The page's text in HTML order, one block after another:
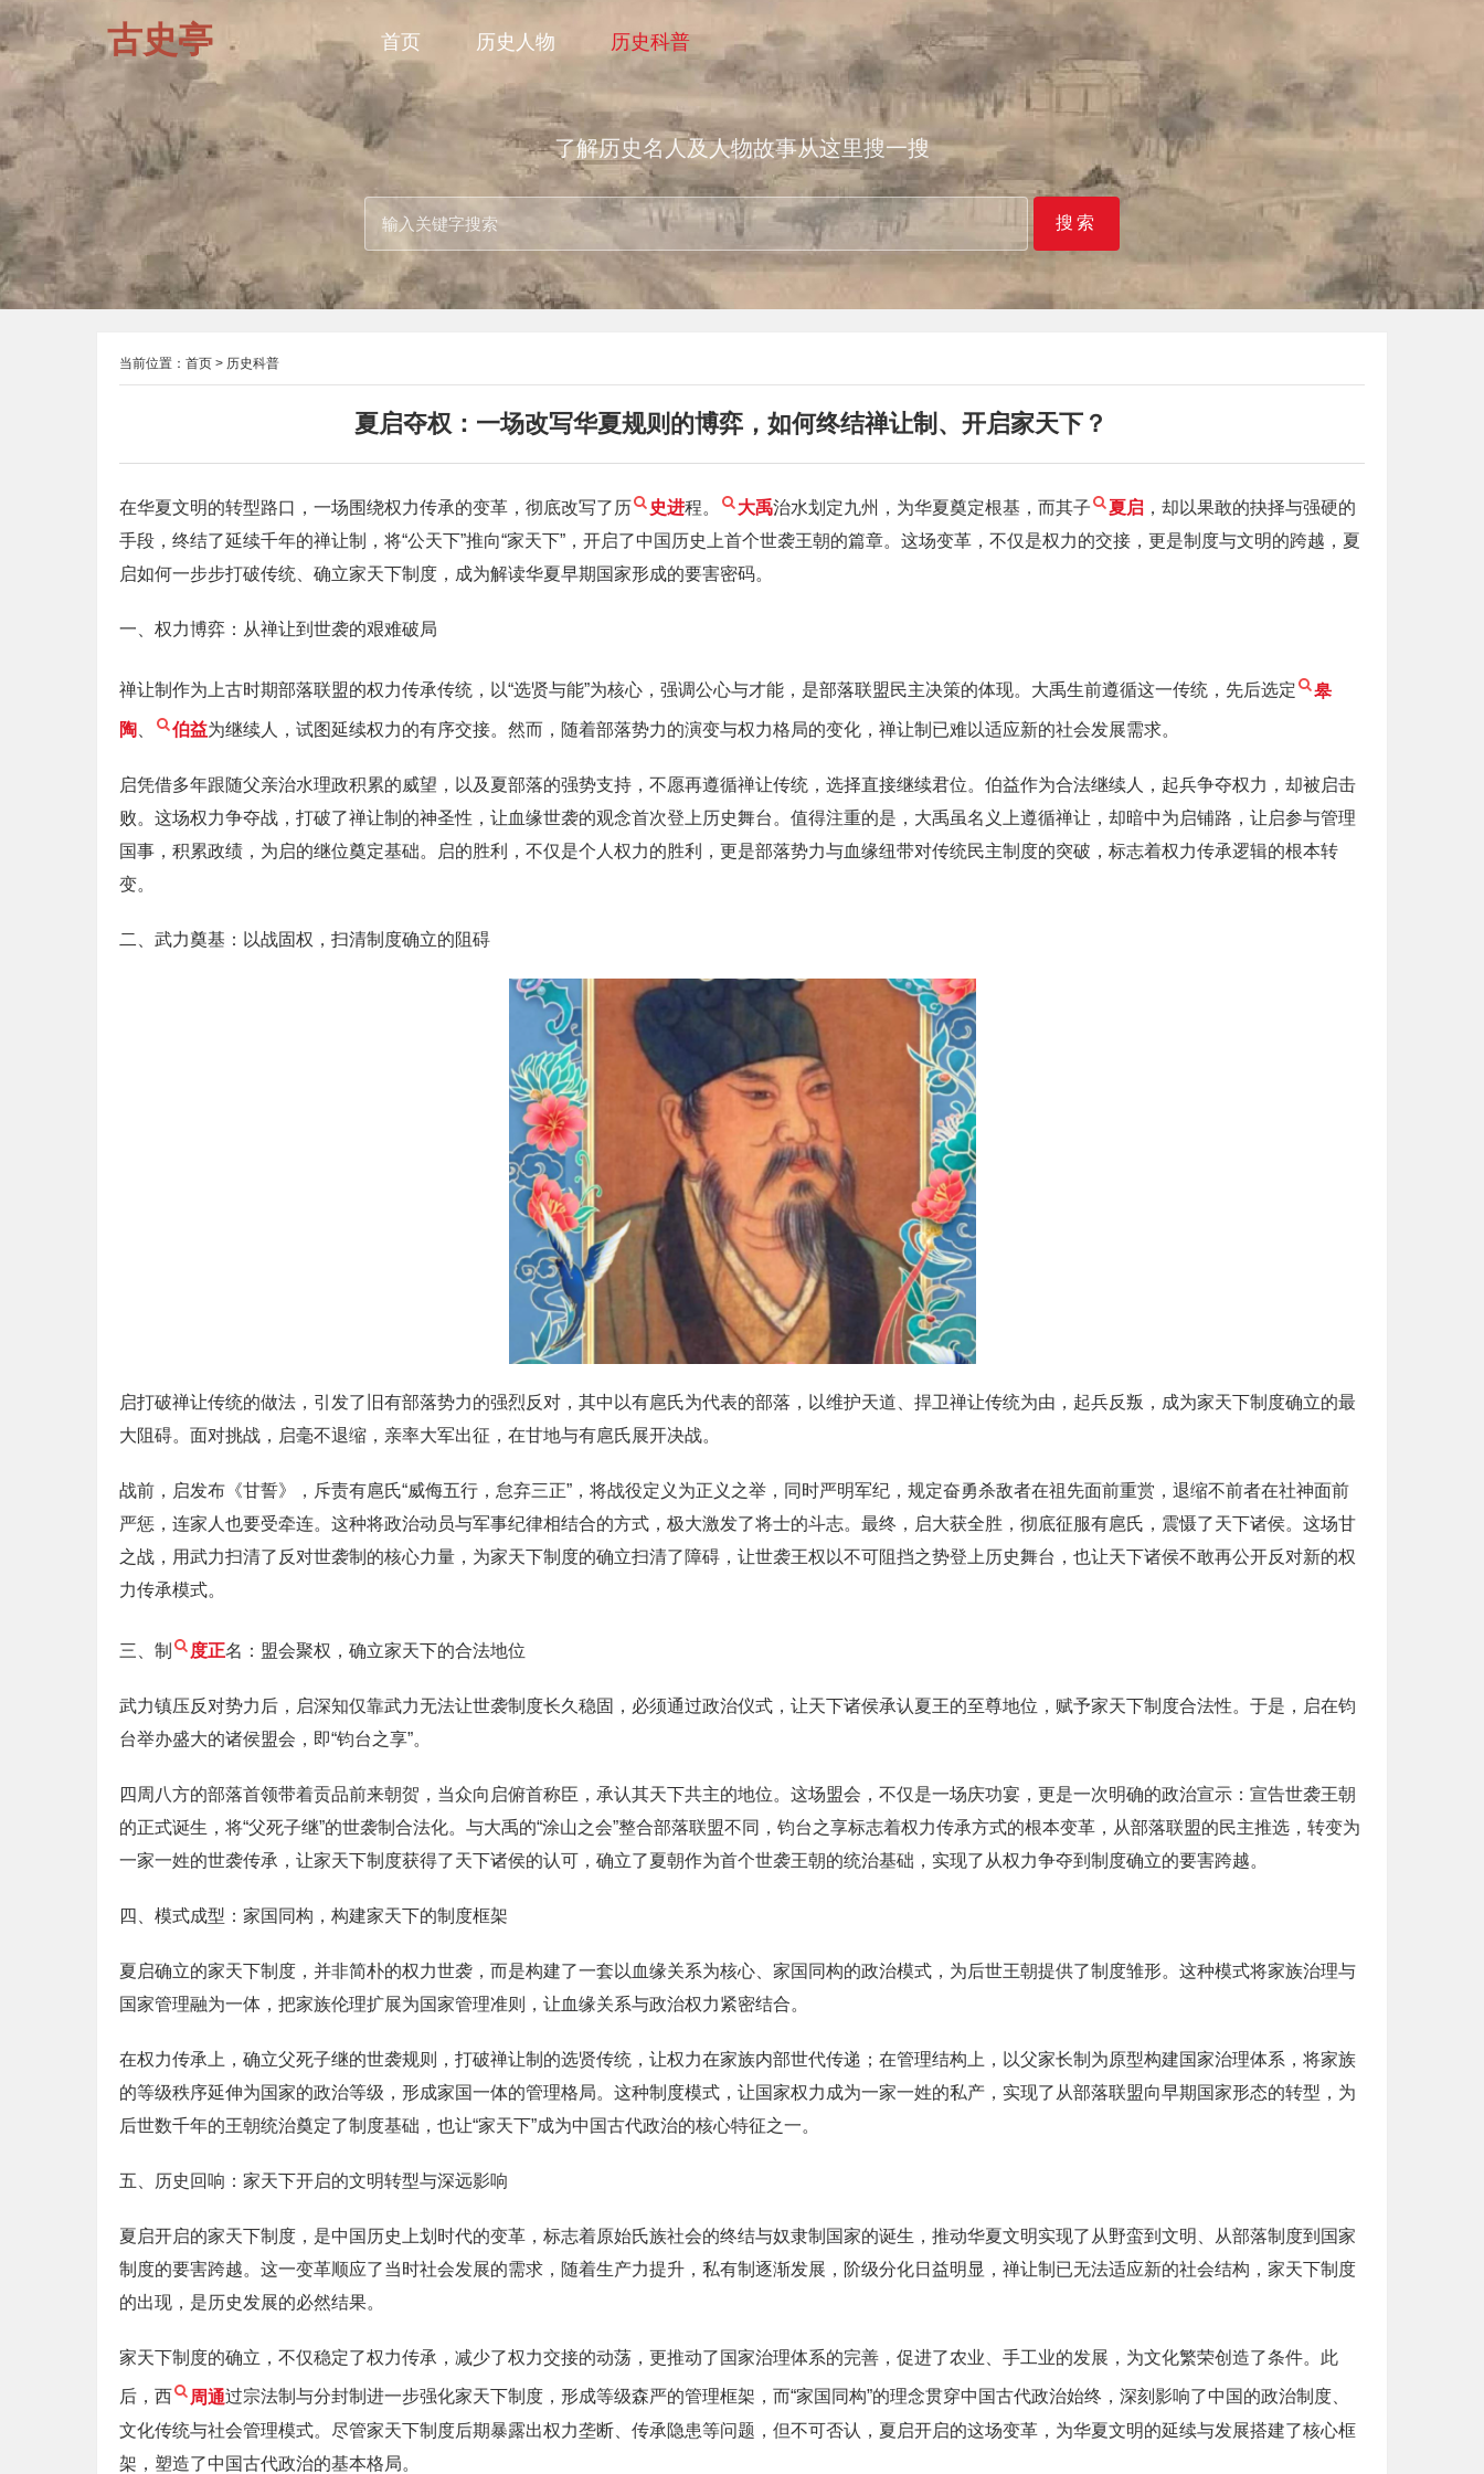
古史亭 首页 历史人物 历史科普
了解历史名人及人物故事从这里搜一搜
搜索
当前位置： 首页 > 历史科普
夏启夺权：一场改写华夏规则的博弈，如何终结禅让制、开启家天下？
在华夏文明的转型路口，一场围绕权力传承的变革，彻底改写了历 史进程。 大禹治水划定九州，为华夏奠定根基，而其子 夏启 ，却以果敢的抉择与强硬的
手段，终结了延续千年的禅让制，将“公天下”推向“家天下”，开启了中国历史上首个世袭王朝的篇章。这场变革，不仅是权力的交接，更是制度与文明的跨越，夏
启如何一步步打破传统、确立家天下制度，成为解读华夏早期国家形成的要害密码。
一、权力博弈：从禅让到世袭的艰难破局
禅让制作为上古时期部落联盟的权力传承传统，以“选贤与能”为核心，强调公心与才能，是部落联盟民主决策的体现。大禹生前遵循这一传统，先后选定 皋
陶 伯益为继续人，试图延续权力的有序交接。然而，随着部落势力的演变与权力格局的变化，禅让制已难以适应新的社会发展需求。
启凭借多年跟随父亲治水理政积累的威望，以及夏部落的强势支持，不愿再遵循禅让传统，选择直接继续君位。伯益作为合法继续人，起兵争夺权力，却被启击
败。这场权力争夺战，打破了禅让制的神圣性，让血缘世袭的观念首次登上历史舞台。值得注重的是，大禹虽名义上遵循禅让，却暗中为启铺路，让启参与管理
国事，积累政绩，为启的继位奠定基础。启的胜利，不仅是个人权力的胜利，更是部落势力与血缘纽带对传统民主制度的突破，标志着权力传承逻辑的根本转
变。
二、武力奠基：以战固权，扫清制度确立的阻碍
启打破禅让传统的做法，引发了旧有部落势力的强烈反对，其中以有扈氏为代表的部落，以维护天道、捍卫禅让传统为由，起兵反叛，成为家天下制度确立的最
大阻碍。面对挑战，启毫不退缩，亲率大军出征，在甘地与有扈氏展开决战。
战前，启发布《甘誓》，斥责有扈氏“威侮五行，怠弃三正”，将战役定义为正义之举，同时严明军纪，规定奋勇杀敌者在祖先面前重赏，退缩不前者在社神面前
严惩，连家人也要受牵连。这种将政治动员与军事纪律相结合的方式，极大激发了将士的斗志。最终，启大获全胜，彻底征服有扈氏，震慑了天下诸侯。这场甘
之战，用武力扫清了反对世袭制的核心力量，为家天下制度的确立扫清了障碍，让世袭王权以不可阻挡之势登上历史舞台，也让天下诸侯不敢再公开反对新的权
力传承模式。
三、制 度正名：盟会聚权，确立家天下的合法地位
武力镇压反对势力后，启深知仅靠武力无法让世袭制度长久稳固，必须通过政治仪式，让天下诸侯承认夏王的至尊地位，赋予家天下制度合法性。于是，启在钧
台举办盛大的诸侯盟会，即“钧台之享”。
四周八方的部落首领带着贡品前来朝贺，当众向启俯首称臣，承认其天下共主的地位。这场盟会，不仅是一场庆功宴，更是一次明确的政治宣示：宣告世袭王朝
的正式诞生，将“父死子继”的世袭制合法化。与大禹的“涂山之会”整合部落联盟不同，钧台之享标志着权力传承方式的根本变革，从部落联盟的民主推选，转变为
一家一姓的世袭传承，让家天下制度获得了天下诸侯的认可，确立了夏朝作为首个世袭王朝的统治基础，实现了从权力争夺到制度确立的要害跨越。
四、模式成型：家国同构，构建家天下的制度框架
夏启确立的家天下制度，并非简朴的权力世袭，而是构建了一套以血缘关系为核心、家国同构的政治模式，为后世王朝提供了制度雏形。这种模式将家族治理与
国家管理融为一体，把家族伦理扩展为国家管理准则，让血缘关系与政治权力紧密结合。
在权力传承上，确立父死子继的世袭规则，打破禅让制的选贤传统，让权力在家族内部世代传递；在管理结构上，以父家长制为原型构建国家治理体系，将家族
的等级秩序延伸为国家的政治等级，形成家国一体的管理格局。这种制度模式，让国家权力成为一家一姓的私产，实现了从部落联盟向早期国家形态的转型，为
后世数千年的王朝统治奠定了制度基础，也让“家天下”成为中国古代政治的核心特征之一。
五、历史回响：家天下开启的文明转型与深远影响
夏启开启的家天下制度，是中国历史上划时代的变革，标志着原始氏族社会的终结与奴隶制国家的诞生，推动华夏文明实现了从野蛮到文明、从部落制度到国家
制度的要害跨越。这一变革顺应了当时社会发展的需求，随着生产力提升，私有制逐渐发展，阶级分化日益明显，禅让制已无法适应新的社会结构，家天下制度
的出现，是历史发展的必然结果。
家天下制度的确立，不仅稳定了权力传承，减少了权力交接的动荡，更推动了国家治理体系的完善，促进了农业、手工业的发展，为文化繁荣创造了条件。此
后，西 周通过宗法制与分封制进一步强化家天下制度，形成等级森严的管理框架，而“家国同构”的理念贯穿中国古代政治始终，深刻影响了中国的政治制度、
文化传统与社会管理模式。尽管家天下制度后期暴露出权力垄断、传承隐患等问题，但不可否认，夏启开启的这场变革，为华夏文明的延续与发展搭建了核心框
架，塑造了中国古代政治的基本格局。